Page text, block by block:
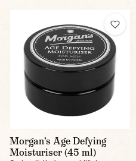
Morgan's Age Defying
Moisturiser (45 ml)